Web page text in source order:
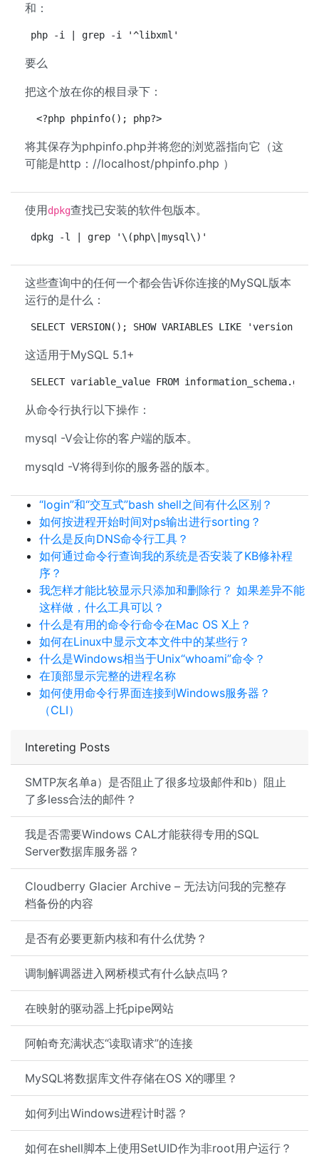
Intereting Posts
SMTP灰名单a）是否阻止了很多垃圾邮件和b）阻止
了多less合法的邮件？
我是否需要Windows CAL才能获得专用的SQL
Server数据库服务器？
Cloudberry Glacier Archive – 无法访问我的完整存
档备份的内容
是否有必要更新内核和有什么优势？
调制解调器进入网桥模式有什么缺点吗？
在映射的驱动器上托pipe网站
阿帕奇充满状态“读取请求”的连接
MySQL将数据库文件存储在OS X的哪里？
如何列出Windows进程计时器？
如何在shell脚本上使用SetUID作为非root用户运行？
和：
php -i | grep -i '^libxml'
要么
把这个放在你的根目录下：
<?php phpinfo(); php?>
将其保存为phpinfo.php并将您的浏览器指向它（这
可能是http：//localhost/phpinfo.php ）
使用dpkg查找已安装的软件包版本。
dpkg -l | grep '\(php\|mysql\)'
这些查询中的任何一个都会告诉你连接的MySQL版本
运行的是什么：
SELECT VERSION(); SHOW VARIABLES LIKE 'version';
这适用于MySQL 5.1+
SELECT variable_value FROM
从命令行执行以下操作：
mysql -V会让你的客户端的版本。
mysqld -V将得到你的服务器的版本。
“login”和“交互式”bash shell之间有什么区别？
如何按进程开始时间对ps输出进行sorting？
什么是反向DNS命令行工具？
如何通过命令行查询我的系统是否安装了KB修补程
序？
我怎样才能比较显示只添加和删除行？ 如果差异不能
这样做，什么工具可以？
什么是有用的命令行命令在Mac OS X上？
如何在Linux中显示文本文件中的某些行？
什么是Windows相当于Unix“whoami”命令？
在顶部显示完整的进程名称
如何使用命令行界面连接到Windows服务器？
（CLI）